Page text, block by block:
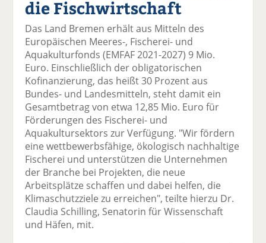
a
uf
F
ac
e
b
o
o
te
il
e
n
wi
er
n
n
e
di
n
il
e
n
v
er
n
d
e
die Fischwirtschaft
Das Land Bremen erhält aus Mitteln des
Europäischen Meeres-, Fischerei- und
Aquakulturfonds (EMFAF 2021-2027) 9 Mio.
Euro. Einschließlich der obligatorischen
Kofinanzierung, das heißt 30 Prozent aus
Bundes- und Landesmitteln, steht damit ein
Gesamtbetrag von etwa 12,85 Mio. Euro für
Förderungen des Fischerei- und
Aquakultursektors zur Verfügung. "Wir fördern
eine wettbewerbsfähige, ökologisch nachhaltige
Fischerei und unterstützen die Unternehmen
der Branche bei Projekten, die neue
Arbeitsplätze schaffen und dabei helfen, die
Klimaschutzziele zu erreichen", teilte hierzu Dr.
Claudia Schilling, Senatorin für Wissenschaft
und Häfen, mit.